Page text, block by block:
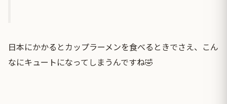
日本にかかるとカップラーメンを食べるときでさえ、こん
なにキュートになってしまうんですね🤣